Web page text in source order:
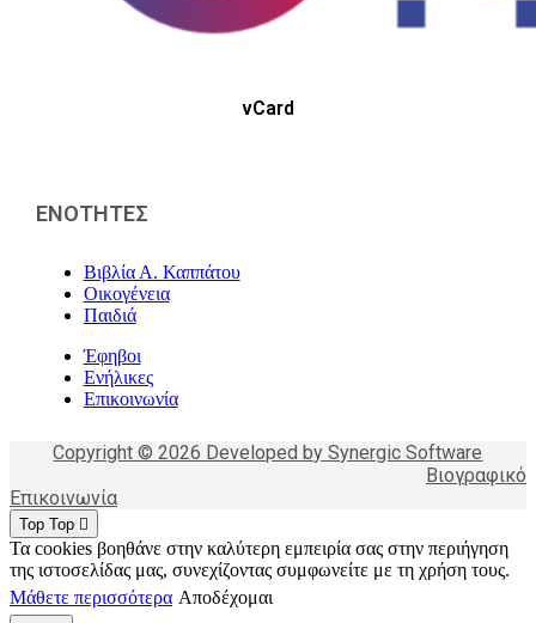
vCard
ΕΝΟΤΗΤΕΣ
Βιβλία Α. Καππάτου
Οικογένεια
Παιδιά
Έφηβοι
Ενήλικες
Επικοινωνία
Copyright © 2026 Developed by Synergic Software
Βιογραφικό
Επικοινωνία
Top Top
Τα cookies βοηθάνε στην καλύτερη εμπειρία σας στην περιήγηση
της ιστοσελίδας μας, συνεχίζοντας συμφωνείτε με τη χρήση τους.
Μάθετε περισσότερα Αποδέχομαι